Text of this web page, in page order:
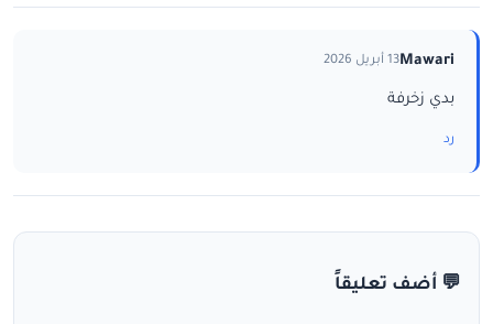
Mawari13 أبريل 2026
بدي زخرفة
رد
💬 أضف تعليقاً